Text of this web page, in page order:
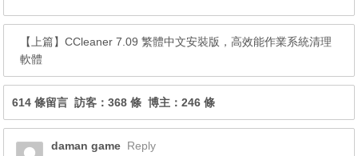
【上篇】CCleaner 7.09 繁體中文安裝版，高效能作業系統清理
軟體
614 條留言 訪客：368 條 博主：246 條
daman game Reply